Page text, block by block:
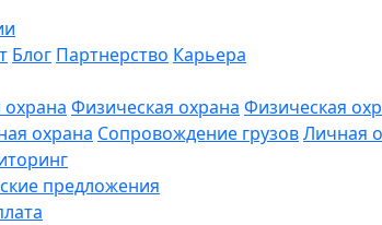
Блог Партнерство Карьера
охрана Физическая охрана Физическая
охрана Сопровождение грузовЛичная
предложения